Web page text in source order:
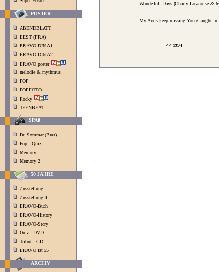
POSTER
ABENDBLATT
BEST (FRA)
BRAVO DIN A1
BRAVO DIN A2
BRAVO poster
melodie & rhythmus
POP
POPFOTO
Rocky
TEENBEAT
SPAß
Dr. Sommer (Best)
Pop - Quiz
Memory
Memory 2
50 JAHRE
Ausstellung
Ausstellung II
BRAVO-Buch
BRAVO-History
BRAVO-Story
Quiz - DVD
Tribut - CD
BRAVO ist 55
ARCHIV
Wonderfull Days (Charly Lownoise &
My Arms keep missing You (Caught in
<< 1994